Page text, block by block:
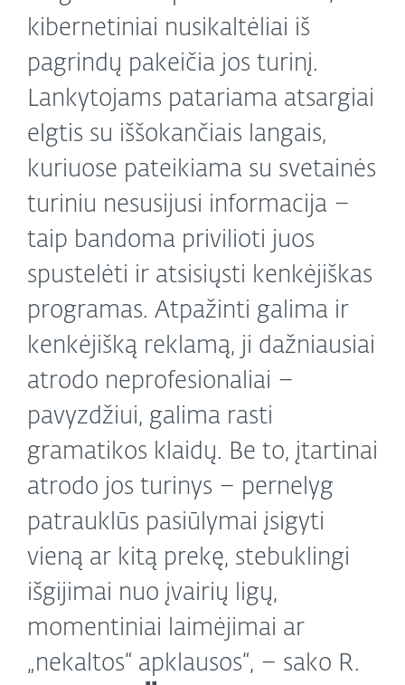
kibernetiniai nusikaltėliai iš
pagrindų pakeičia jos turinį.
Lankytojams patariama atsargiai
elgtis su iššokančiais langais,
kuriuose pateikiama su svetainės
turiniu nesusijusi informacija –
taip bandoma privilioti juos
spustelėti ir atsisiųsti kenkėjiškas
programas. Atpažinti galima ir
kenkėjišką reklamą, ji dažniausiai
atrodo neprofesionaliai –
pavyzdžiui, galima rasti
gramatikos klaidų. Be to, įtartinai
atrodo jos turinys – pernelyg
patrauklūs pasiūlymai įsigyti
vieną ar kitą prekę, stebuklingi
išgijimai nuo įvairių ligų,
momentiniai laimėjimai ar
„nekaltos“ apklausos“, – sako R.